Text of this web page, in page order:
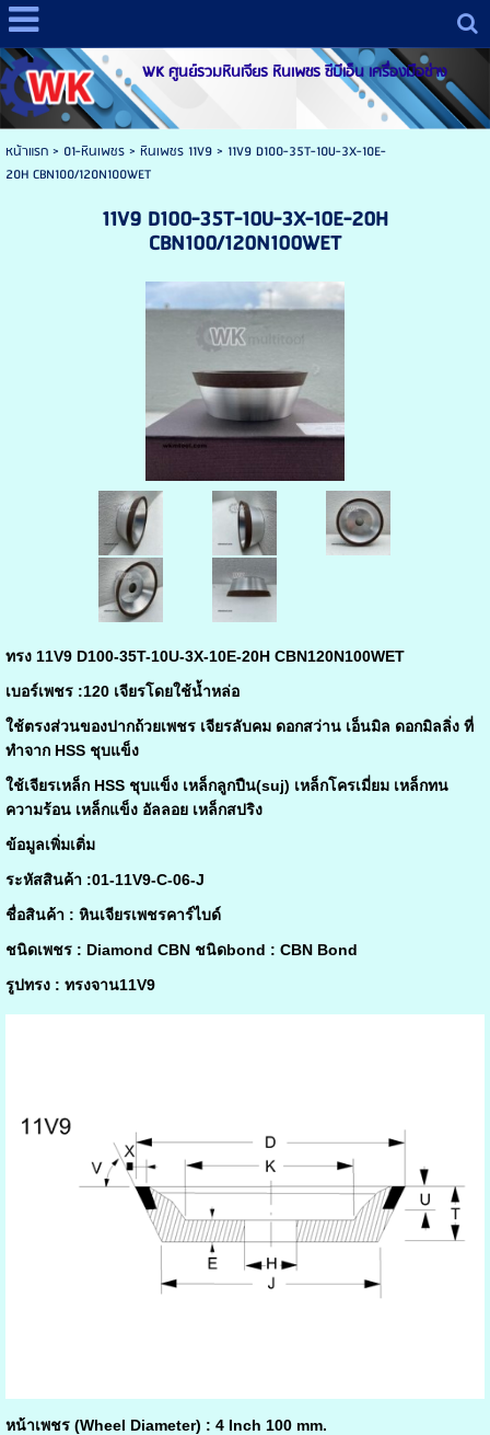
WK ศูนย์รวมหินเจียร หินเพชร ซีบีเอ็น เครื่องมือช่าง
หน้าแรก> 01-หินเพชร> หินเพชร 11V9> 11V9 D100-35T-10U-3X-10E-
20H CBN100/120N100WET
11V9 D100-35T-10U-3X-10E-20H
CBN100/120N100WET
ทรง 11V9 D100-35T-10U-3X-10E-20H CBN120N100WET
เบอร์เพชร :120 เจียรโดยใช้น้ำหล่อ
ใช้ตรงส่วนของปากถ้วยเพชร เจียรลับคม ดอกสว่าน เอ็นมิล ดอกมิลลิ่ง ที่
ทำจาก HSS ชุบแข็ง
ใช้เจียรเหล็ก HSS ชุบแข็ง เหล็กลูกปืน(suj) เหล็กโครเมี่ยม เหล็กทน
ความร้อน เหล็กแข็ง อัลลอย เหล็กสปริง
ข้อมูลเพิ่มเติ่ม
ระหัสสินค้า :01-11V9-C-06-J
ชื่อสินค้า : หินเจียรเพชรคาร์ไบด์
ชนิดเพชร : Diamond CBN ชนิดbond : CBN Bond
รูปทรง : ทรงจาน11V9
หน้าเพชร (Wheel Diameter) : 4 Inch 100 mm.